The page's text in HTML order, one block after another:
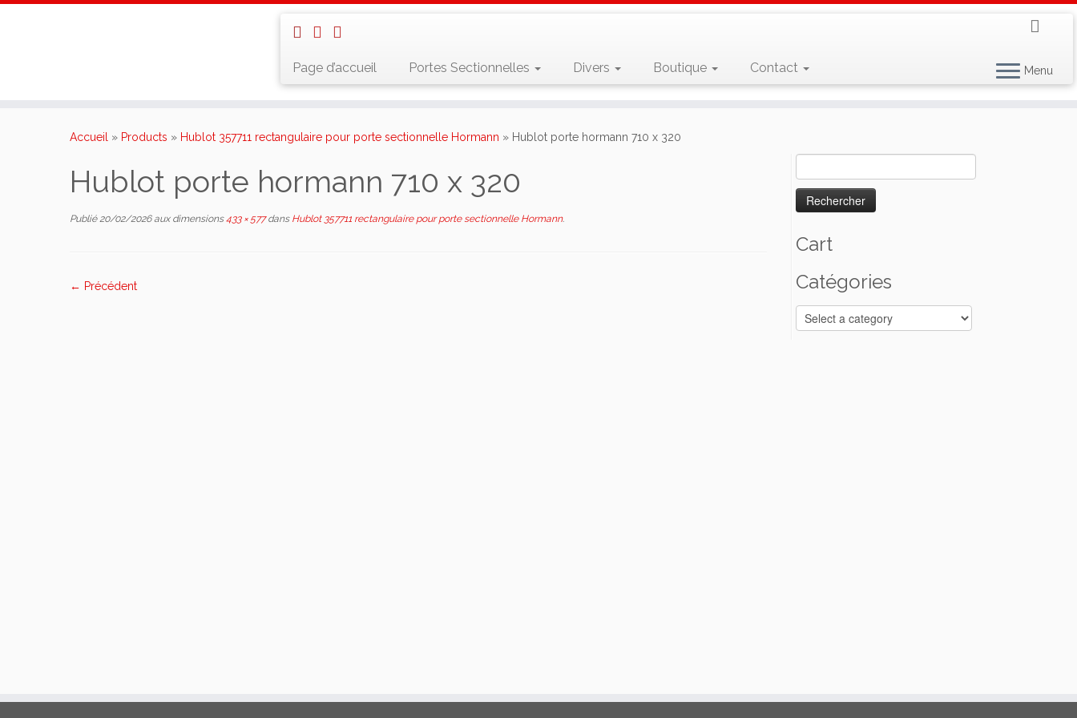
Menu
Page d’accueil Portes Sectionnelles Divers Boutique Contact
Accueil » Products » Hublot 357711 rectangulaire pour porte sectionnelle Hormann » Hublot porte hormann 710 x 320
Hublot porte hormann 710 x 320
Publié 20/02/2026aux dimensions433 × 577dansHublot 357711 rectangulaire pour porte sectionnelle Hormann.
← Précédent
Cart
Catégories